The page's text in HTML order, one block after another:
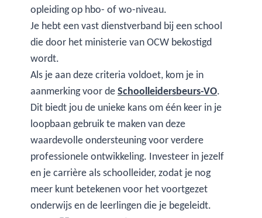
opleiding op hbo- of wo-niveau.
Je hebt een vast dienstverband bij een school
die door het ministerie van OCW bekostigd
wordt.
Als je aan deze criteria voldoet, kom je in
aanmerking voor deSchoolleidersbeurs-VO.
Dit biedt jou de unieke kans om één keer in je
loopbaan gebruik te maken van deze
waardevolle ondersteuning voor verdere
professionele ontwikkeling. Investeer in jezelf
en je carrière als schoolleider, zodat je nog
meer kunt betekenen voor het voortgezet
onderwijs en de leerlingen die je begeleidt.